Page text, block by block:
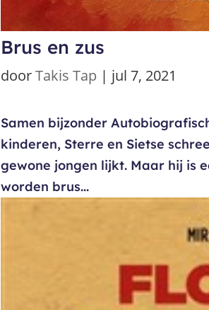
Brus en zus
doorTakis Tap | jul 7, 2021
Samen bijzonder
kinderen, Sterre en Sietse
gewone jongen lijkt. Maar hij is
worden brus...